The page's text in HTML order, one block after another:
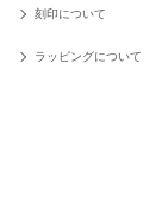
刻印について
ラッピングについて